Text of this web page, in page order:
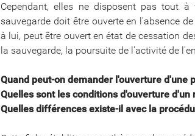
Cependant, elles ne disposent pas tout
sauvegarde doit être ouverte en l'absence
à lui, peut être ouvert en état de cessation
la sauvegarde, la poursuite de l'activité de
Quand peut-on demander l'ouverture d'une
Quelles sont les conditions d'ouverture
Quelles différences existe-il avec la